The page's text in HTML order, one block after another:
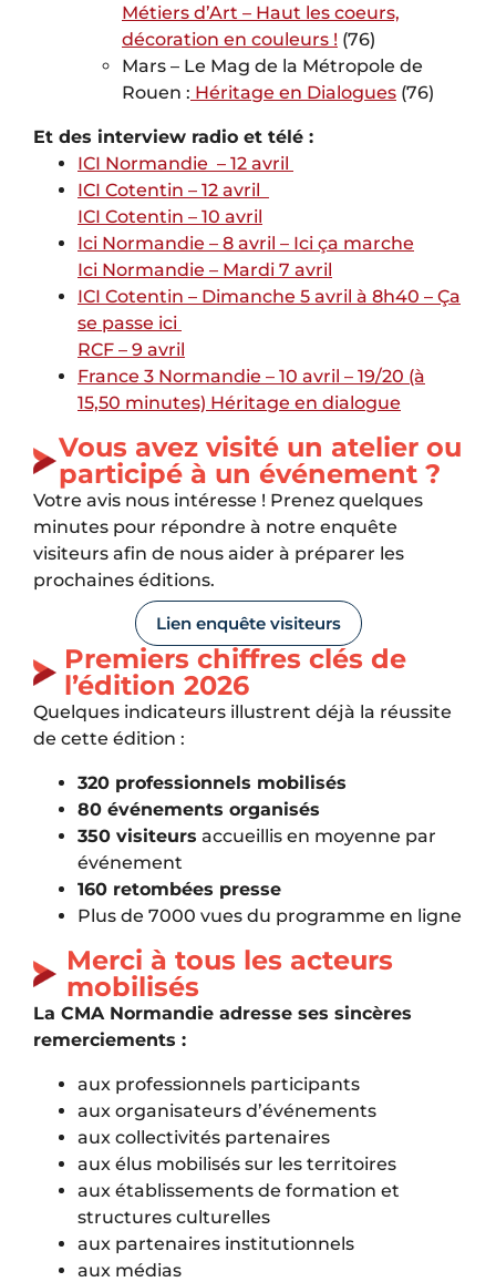
Métiers d’Art – Haut les coeurs,
décoration en couleurs ! (76)
Mars – Le Mag de la Métropole de
Rouen : Héritage en Dialogues (76)
Et des interview radio et télé :
ICI Normandie – 12 avril
ICI Cotentin – 12 avril
ICI Cotentin – 10 avril
Ici Normandie – 8 avril – Ici ça marche
Ici Normandie – Mardi 7 avril
ICI Cotentin – Dimanche 5 avril à 8h40 – Ça
se passe ici
RCF – 9 avril
France 3 Normandie – 10 avril – 19/20 (à
15,50 minutes) Héritage en dialogue
Vous avez visité un atelier ou
participé à un événement ?
Votre avis nous intéresse ! Prenez quelques
minutes pour répondre à notre enquête
visiteurs afin de nous aider à préparer les
prochaines éditions.
Lien enquête visiteurs
Premiers chiffres clés de
l’édition 2026
Quelques indicateurs illustrent déjà la réussite
de cette édition :
320 professionnels mobilisés
80 événements organisés
350 visiteurs accueillis en moyenne par
événement
160 retombées presse
Plus de 7000 vues du programme en ligne
Merci à tous les acteurs
mobilisés
La CMA Normandie adresse ses sincères
remerciements :
aux professionnels participants
aux organisateurs d’événements
aux collectivités partenaires
aux élus mobilisés sur les territoires
aux établissements de formation et
structures culturelles
aux partenaires institutionnels
aux médias